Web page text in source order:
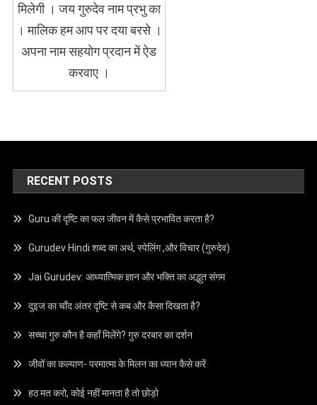
मिलेगी । जय गुरुदेव नाम प्रभु का
। मालिक हम आप पर दया बरसे ।
अपना नाम सहयोग प्रदान में ऐड
करवाए ।
RECENT POSTS
Guru की दृष्टि का फल जीवन में कैसे प्रभावित करता है?
Gurudev Hindi शब्द का अर्थ, स्पेलिंग ,और विचार (गुरुदेव)
Jai Gurudev: आध्यात्मिक ज्ञान और भक्ति का अद्भुत संगम
दुइज का चाँद अंतर दृष्टि से कब और कैसा दिखता है?
सच्चा गुरु कौन है कहाँ मिलेंगे? गुरु दरबार का दर्शन
जीवों का कल्याण- परमात्मा के मिलन का ध्यान कैसे करें
हठ मत करो, कोई नहीं मानता है तो छोड़ो